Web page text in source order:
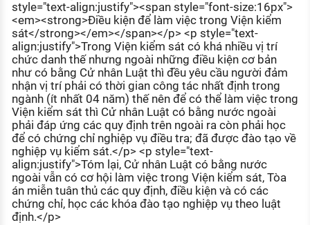
style="text-align:justify"><span style="font-size:16px">
<em><strong>Điều kiện để làm việc trong Viện kiểm
sát</strong></em></span></p> <p style="text-
align:justify">Trong Viện kiểm sát có khá nhiều vị trí
chức danh thế nhưng ngoài những điều kiện cơ bản
như có bằng Cử nhân Luật thì đều yêu cầu người đảm
nhận vị trí phải có thời gian công tác nhất định trong
ngành (ít nhất 04 năm) thế nên để có thể làm việc trong
Viện kiểm sát thì Cử nhân Luật có bằng nước ngoài
phải đáp ứng các quy định trên ngoài ra còn phải học
để có chứng chỉ nghiệp vụ điều tra; đã được đào tạo về
nghiệp vụ kiểm sát.</p> <p style="text-
align:justify">Tóm lại, Cử nhân Luật có bằng nước
ngoài vẫn có cơ hội làm việc trong Viện kiểm sát, Tòa
án miễn tuân thủ các quy định, điều kiện và có các
chứng chỉ, học các khóa đào tạo nghiệp vụ theo luật
định.</p>